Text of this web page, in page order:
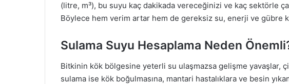
(litre, m³), bu suyu kaç dakikada vereceğinizi ve kaç sektörle
Böylece hem verim artar hem de gereksiz su, enerji ve gübre
Sulama Suyu Hesaplama Neden
Bitkinin kök bölgesine yeterli su ulaşmazsa gelişme yavaşlar,
sulama ise kök boğulmasına, mantari hastalıklara ve besin